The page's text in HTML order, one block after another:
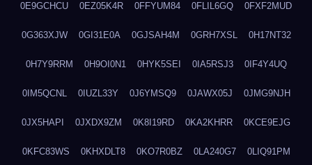
0E9GCHCU 0EZ05K4R 0FFYUM84 0FLIL6GQ 0FXF2MUD
0G363XJW 0GI31E0A 0GJSAH4M 0GRH7XSL 0H17NT32
0H7Y9RRM 0H9OI0N1 0HYK5SEI 0IA5RSJ3 0IF4Y4UQ
0IM5QCNL 0IUZL33Y 0J6YMSQ9 0JAWX05J 0JMG9NJH
0JX5HAPI 0JXDX9ZM 0K8I19RD 0KA2KHRR 0KCE9EJG
0KFC83WS 0KHXDLT8 0KO7R0BZ 0LA240G7 0LIQ91PM